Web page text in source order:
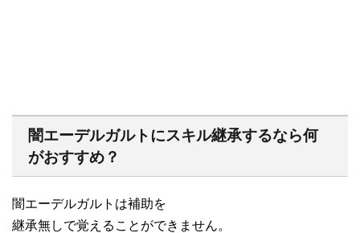
闇エーデルガルトにスキル継承するなら何
がおすすめ？
闇エーデルガルトは補助を
継承無しで覚えることができません。